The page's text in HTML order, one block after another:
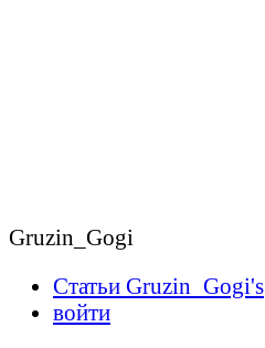
Gruzin_Gogi
Статьи Gruzin_Gogi's
войти